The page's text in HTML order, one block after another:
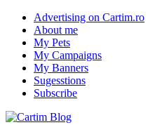
Advertising on Cartim.ro
About me
My Pets
My Campaigns
My Banners
Sugesstions
Subscribe